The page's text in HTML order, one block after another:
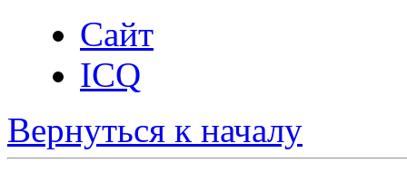
Сайт
ICQ
Вернуться к началу